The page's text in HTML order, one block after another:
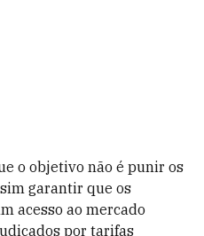
o objetivo não é punir os
garantir que os
acesso ao mercado
por tarifas